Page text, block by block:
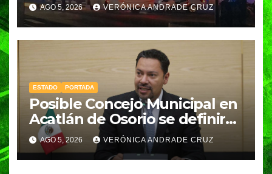
Puebla; recuperan celulares y
aseguran un arma
AGO 5, 2026 VERÓNICA ANDRADE CRUZ
ESTADO PORTADA
Posible Concejo Municipal en
Acatlán de Osorio se definirá
en una semana; Congreso
espera resolución de
Gobernación
AGO 5, 2026 VERÓNICA ANDRADE CRUZ